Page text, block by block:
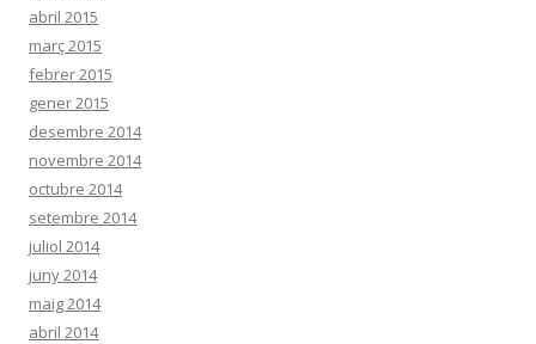
abril 2015
març 2015
febrer 2015
gener 2015
desembre 2014
novembre 2014
octubre 2014
setembre 2014
juliol 2014
juny 2014
maig 2014
abril 2014